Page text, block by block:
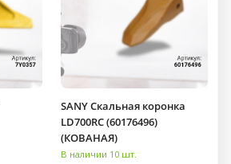
SANY Скальная коронка
LD700RC (60176496)
(КОВАНАЯ)
В наличии 10 шт.